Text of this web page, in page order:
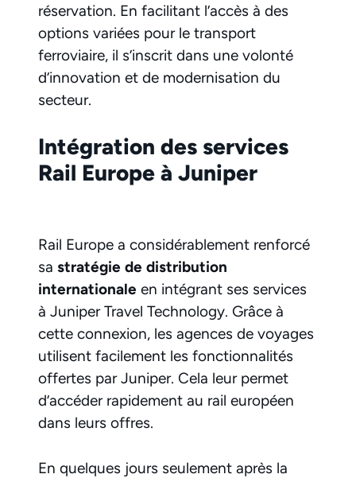
réservation. En facilitant l’accès à des
options variées pour le transport
ferroviaire, il s’inscrit dans une volonté
d’innovation et de modernisation du
secteur.
Intégration des services
Rail Europe à Juniper
Rail Europe a considérablement renforcé
sa stratégie de distribution
internationale en intégrant ses services
à Juniper Travel Technology. Grâce à
cette connexion, les agences de voyages
utilisent facilement les fonctionnalités
offertes par Juniper. Cela leur permet
d’accéder rapidement au rail européen
dans leurs offres.
En quelques jours seulement après la